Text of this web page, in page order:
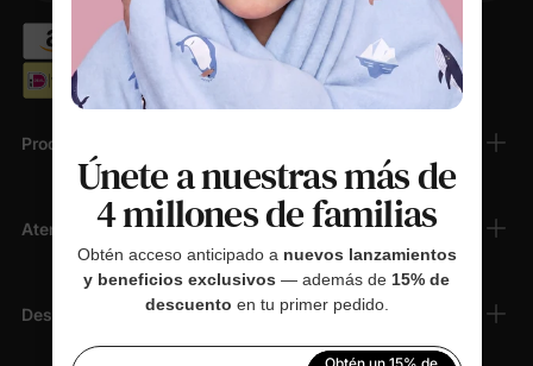
Productos
Atención Al Cliente
Descubrir
Únete a nuestras más de
4 millones de familias
Obtén acceso anticipado a nuevos lanzamientos
y beneficios exclusivos — además de 15% de
descuento en tu primer pedido.